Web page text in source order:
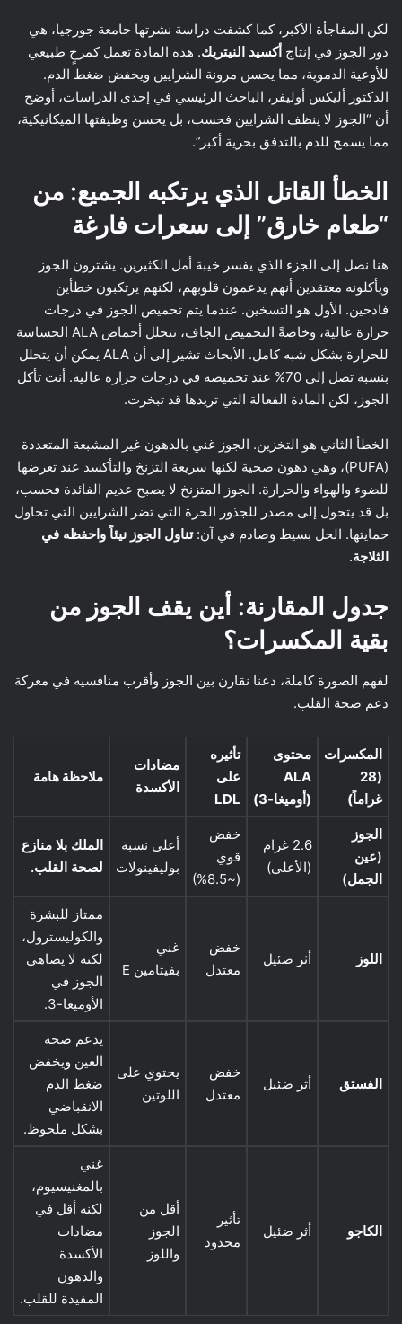
لكن المفاجأة الأكبر، كما كشفت دراسة نشرتها جامعة جورجيا، هي
دور الجوز في إنتاج أكسيد النيتريك. هذه المادة تعمل كمرخٍ طبيعي
للأوعية الدموية، مما يحسن مرونة الشرايين ويخفض ضغط الدم.
الدكتور أليكس أوليفر، الباحث الرئيسي في إحدى الدراسات، أوضح
أن “الجوز لا ينظف الشرايين فحسب، بل يحسن وظيفتها الميكانيكية،
مما يسمح للدم بالتدفق بحرية أكبر”.
الخطأ القاتل الذي يرتكبه الجميع: من
“طعام خارق” إلى سعرات فارغة
هنا نصل إلى الجزء الذي يفسر خيبة أمل الكثيرين. يشترون الجوز
ويأكلونه معتقدين أنهم يدعمون قلوبهم، لكنهم يرتكبون خطأين
فادحين. الأول هو التسخين. عندما يتم تحميص الجوز في درجات
حرارة عالية، وخاصةً التحميص الجاف، تتحلل أحماض ALA الحساسة
للحرارة بشكل شبه كامل. الأبحاث تشير إلى أن ALA يمكن أن يتحلل
بنسبة تصل إلى 70% عند تحميصه في درجات حرارة عالية. أنت تأكل
الجوز، لكن المادة الفعالة التي تريدها قد تبخرت.
الخطأ الثاني هو التخزين. الجوز غني بالدهون غير المشبعة المتعددة
(PUFA)، وهي دهون صحية لكنها سريعة التزنخ والتأكسد عند تعرضها
للضوء والهواء والحرارة. الجوز المتزنخ لا يصبح عديم الفائدة فحسب،
بل قد يتحول إلى مصدر للجذور الحرة التي تضر الشرايين التي تحاول
حمايتها. الحل بسيط وصادم في آن:تناول الجوز نيئاً واحفظه في
الثلاجة.
جدول المقارنة: أين يقف الجوز من
بقية المكسرات؟
لفهم الصورة كاملة، دعنا نقارن بين الجوز وأقرب منافسيه في معركة
دعم صحة القلب.
المكسرات
(28
غراماً)
محتوى
ALA
(أوميغا-3)
تأثيره
على
LDL
مضادات
الأكسدة
ملاحظة هامة
الجوز
(عين
الجمل)
2.6 غرام
(الأعلى)
خفض
قوي
(~8.5%)
أعلى نسبة
بوليفينولات
الملك بلا منازع
لصحة القلب.
اللوز أثر ضئيل
خفض
معتدل
غني
بفيتامين E
ممتاز للبشرة
والكوليسترول،
لكنه لا يضاهي
الجوز في
الأوميغا-3.
الفستق أثر ضئيل
خفض
معتدل
يحتوي على
اللوتين
يدعم صحة
العين ويخفض
ضغط الدم
الانقباضي
بشكل ملحوظ.
الكاجو أثر ضئيل
تأثير
محدود
أقل من
الجوز
واللوز
غني
بالمغنيسيوم،
لكنه أقل في
مضادات
الأكسدة
والدهون
المفيدة للقلب.